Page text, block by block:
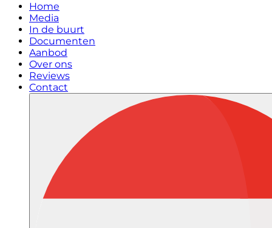
Home
Media
In de buurt
Documenten
Aanbod
Over ons
Reviews
Contact